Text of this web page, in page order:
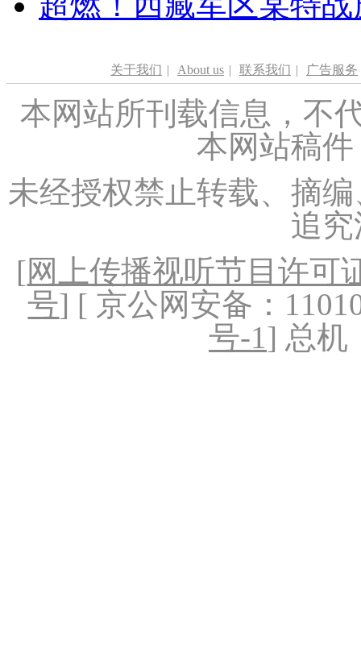
关于我们 | About us | 联系我们 | 广告服务
本网站所刊载信息，不
本网站稿
未经授权禁止转载、摘
追
[网上传播视听节目许可
号] [ 京公网安备：
号-1] 总机